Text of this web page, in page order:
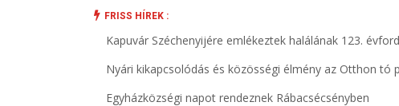
FRISS HÍREK :
Kapuvár Széchenyijére emlékeztek halálának 123.
Nyári kikapcsolódás és közösségi élmény az Otthon tó
Egyházközségi napot rendeznek Rábacsécsényben